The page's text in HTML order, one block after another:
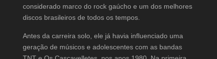
considerado marco do rock gaúcho e um dos melhores
discos brasileiros de todos os tempos.
Antes da carreira solo, ele já havia influenciado uma
geração de músicos e adolescentes com as bandas